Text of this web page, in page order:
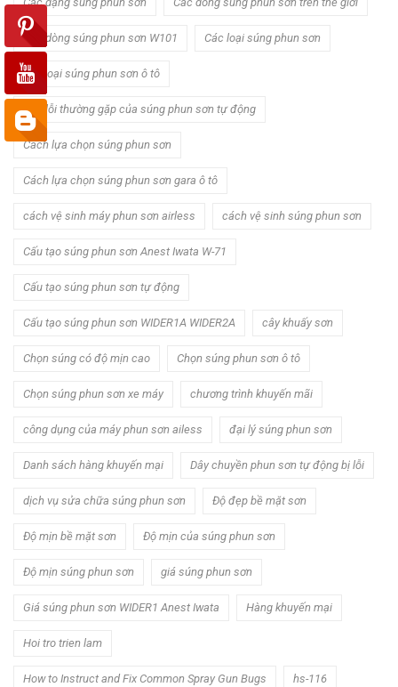
Các dòng súng phun sơn W101 Các loại súng phun sơn
các loại súng phun sơn ô tô
Các lỗi thường gặp của súng phun sơn tự động
Cách lựa chọn súng phun sơn
Cách lựa chọn súng phun sơn gara ô tô
cách vệ sinh máy phun sơn airless cách vệ sinh súng phun sơn
Cấu tạo súng phun sơn Anest Iwata W-71
Cấu tạo súng phun sơn tự động
Cấu tạo súng phun sơn WIDER1A WIDER2A cây khuấy sơn
Chọn súng có độ mịn cao Chọn súng phun sơn ô tô
Chọn súng phun sơn xe máy chương trình khuyến mãi
công dụng của máy phun sơn ailess đại lý súng phun sơn
Danh sách hàng khuyến mại Dây chuyền phun sơn tự động bị lỗi
dịch vụ sửa chữa súng phun sơn Độ đẹp bề mặt sơn
Độ mịn bề mặt sơn Độ mịn của súng phun sơn
Độ mịn súng phun sơn giá súng phun sơn
Giá súng phun sơn WIDER1 Anest Iwata Hàng khuyến mại
Hoi tro trien lam
How to Instruct and Fix Common Spray Gun Bugs hs-116